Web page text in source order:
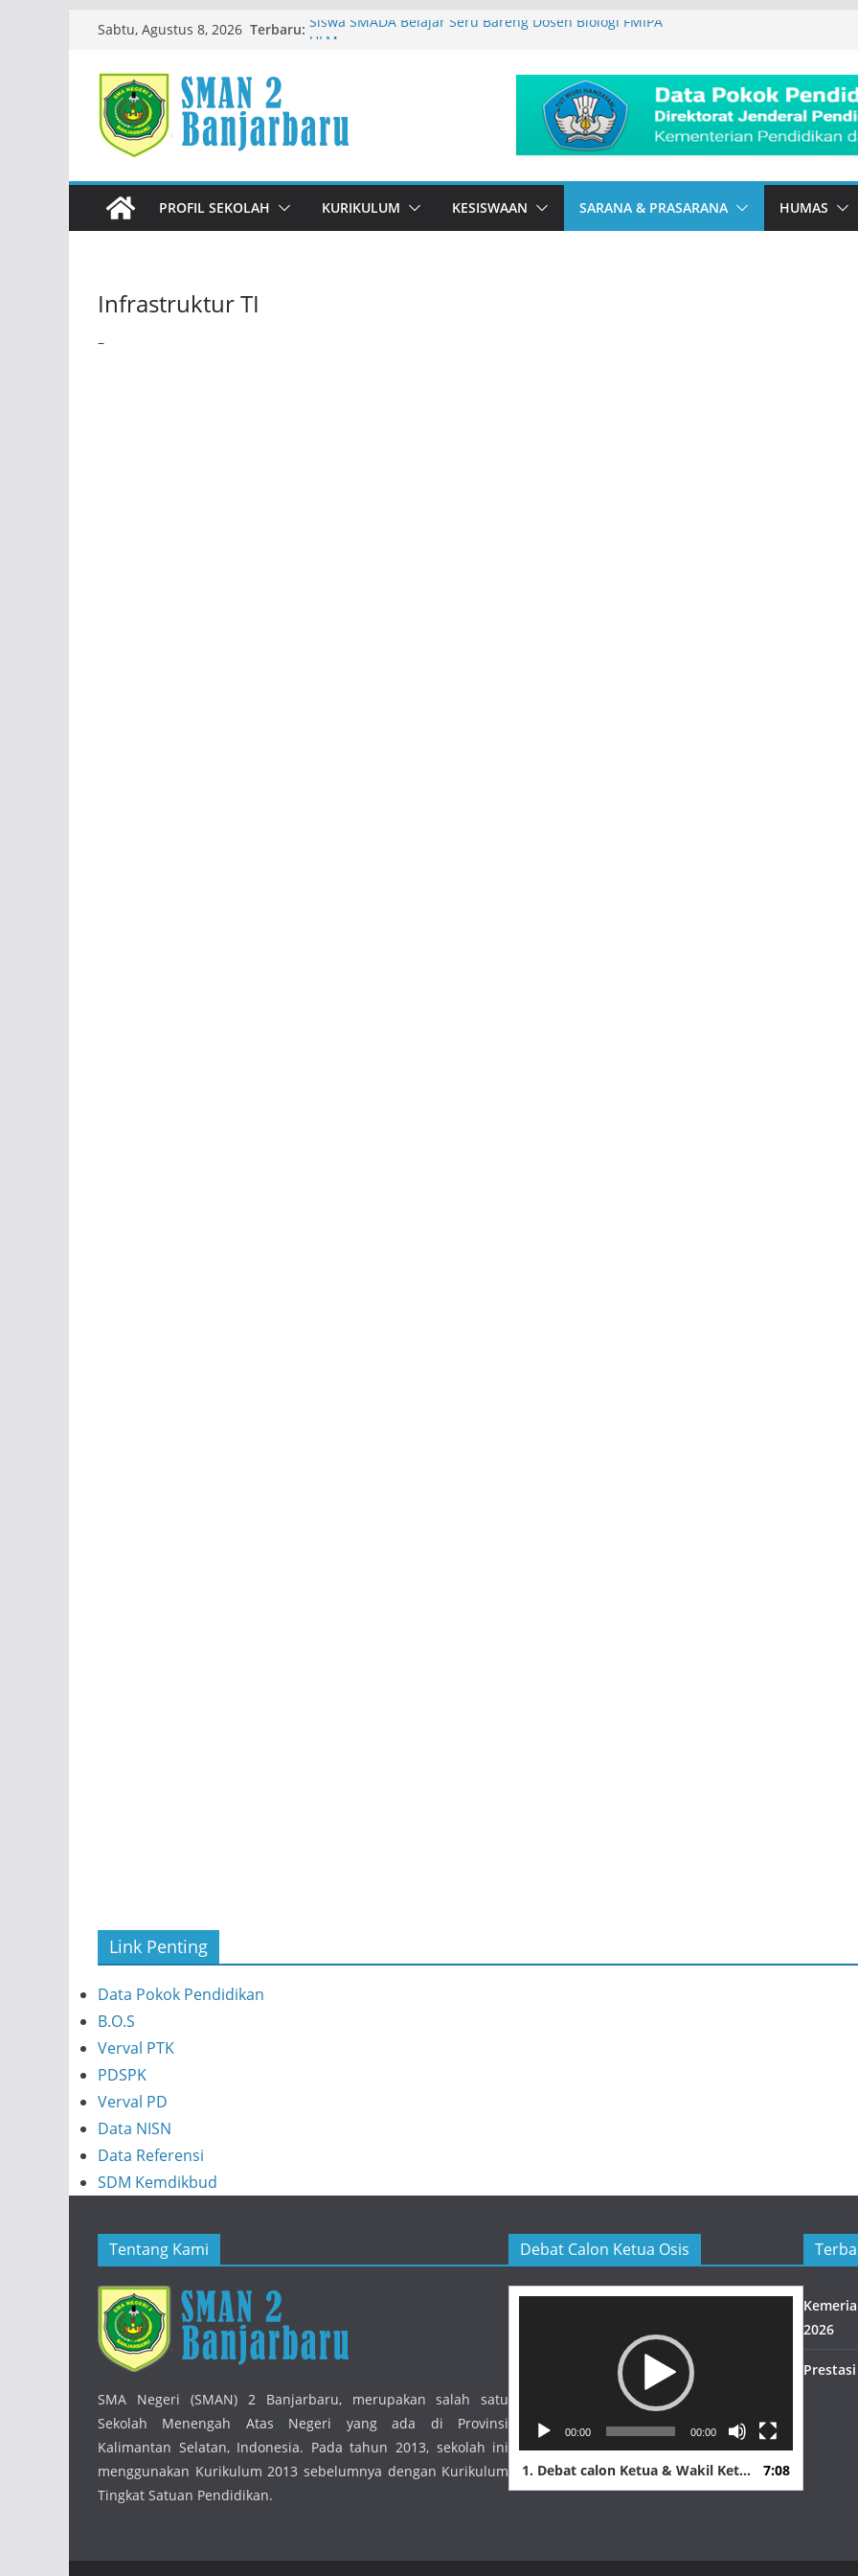
content
Sabtu, Agustus 8, 2026 Terbaru: Siswa SMADA Belajar Seru Bareng Dosen Biologi FMIPA
Immigration Goes To School
PROFIL SEKOLAH KURIKULUM KESISWAAN SARANA & PRASARANA HUMAS
Infrastruktur TI
–
Link Penting
Data Pokok Pendidikan
B.O.S
Verval PTK
PDSPK
Verval PD
Data NISN
Data Referensi
SDM Kemdikbud
Tentang Kami
SMA Negeri (SMAN) 2 Banjarbaru, merupakan salah satu
Sekolah Menengah Atas Negeri yang ada di Provinsi
Kalimantan Selatan, Indonesia. Pada tahun 2013, sekolah ini
menggunakan Kurikulum 2013 sebelumnya dengan Kurikulum
Tingkat Satuan Pendidikan.
Debat Calon Ketua Osis
00:00 00:00
1. Debat calon Ketua & Wakil Ketua OSIS 7:08
2026